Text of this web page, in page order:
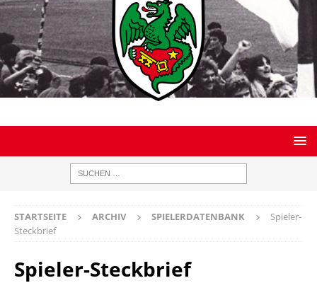
STARTSEITE ARCHIV SPIELERDATENBANK
Spieler-
Steckbrief
Spieler-Steckbrief